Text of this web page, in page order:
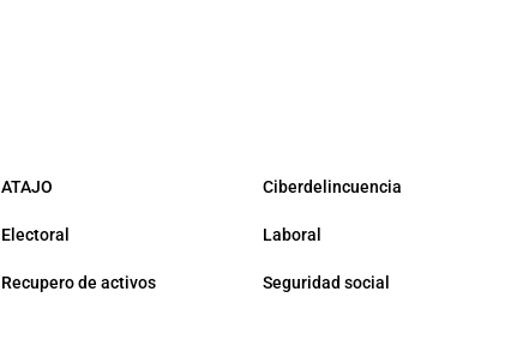
ATAJO Ciberdelincuencia
Electoral Laboral
Recupero de activos Seguridad social